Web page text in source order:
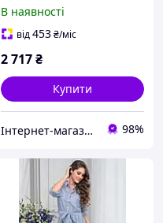
В наявності
від453₴/міс
2 717₴
Купити
Інтернет-магазин "Carmen" 98%